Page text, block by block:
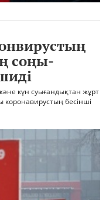
соңы-
күн суығандықтан жұрт
бесінші